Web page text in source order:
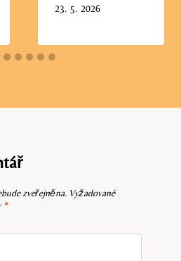
23. 5. 2026
zveřejněna. Vyžadované
*